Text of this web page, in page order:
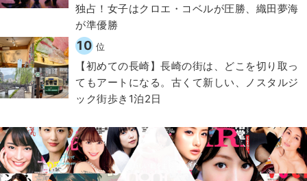
独占！女子はクロエ・コベルが圧勝、織田夢海
が準優勝
10 位
【初めての長崎】長崎の街は、どこを切り取っ
てもアートになる。古くて新しい、ノスタルジ
ック街歩き1泊2日